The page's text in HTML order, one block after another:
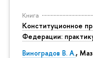
Книга
Конституционное
Федерации:
Виноградов В. А.,